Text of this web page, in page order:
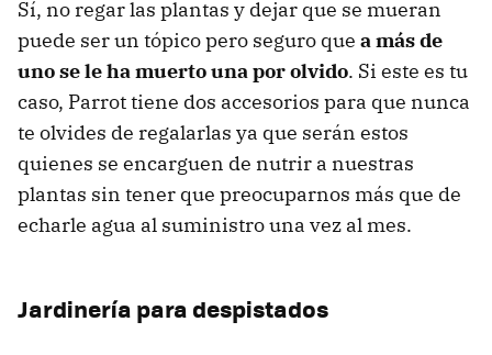
Sí, no regar las plantas y dejar que se mueran
puede ser un tópico pero seguro que a más de
uno se le ha muerto una por olvido. Si este es tu
caso, Parrot tiene dos accesorios para que nunca
te olvides de regalarlas ya que serán estos
quienes se encarguen de nutrir a nuestras
plantas sin tener que preocuparnos más que de
echarle agua al suministro una vez al mes.
Jardinería para despistados